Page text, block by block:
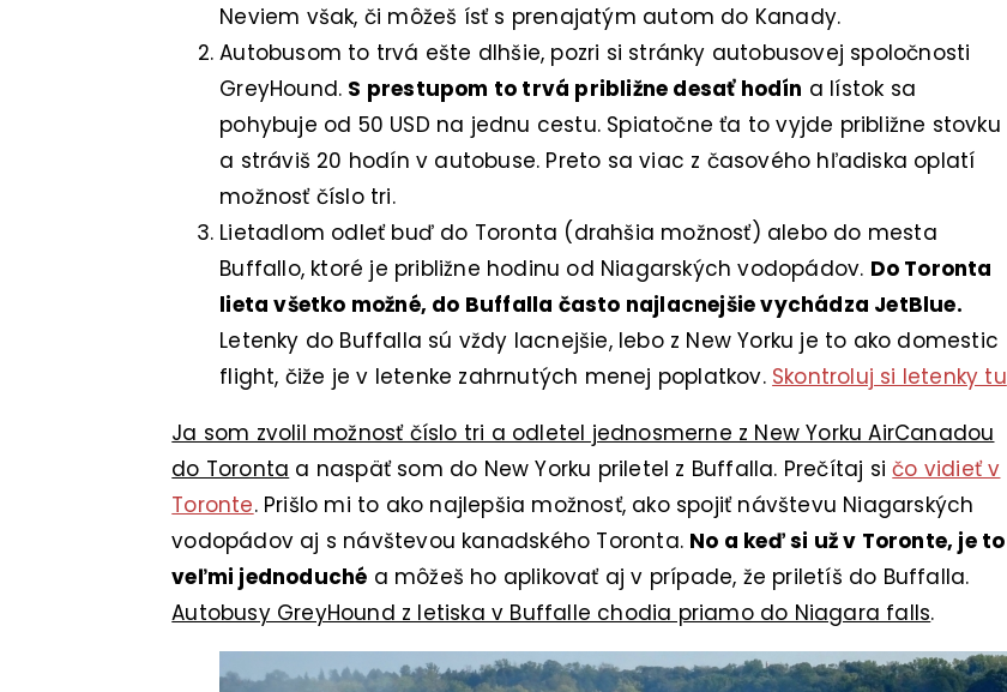
Neviem však, či môžeš ísť s prenajatým autom do Kanady.
Autobusom to trvá ešte dlhšie, pozri si stránky autobusovej spoločnosti
GreyHound. S prestupom to trvá približne desať hodín a lístok sa
pohybuje od 50 USD na jednu cestu. Spiatočne ťa to vyjde približne stovku
a stráviš 20 hodín v autobuse. Preto sa viac z časového hľadiska oplatí
možnosť číslo tri.
Lietadlom odleť buď do Toronta (drahšia možnosť) alebo do mesta
Buffallo, ktoré je približne hodinu od Niagarských vodopádov. Do Toronta
lieta všetko možné, do Buffalla často najlacnejšie vychádza JetBlue.
Letenky do Buffalla sú vždy lacnejšie, lebo z New Yorku je to ako domestic
flight, čiže je v letenke zahrnutých menej poplatkov. Skontroluj si letenky tu
Ja som zvolil možnosť číslo tri a odletel jednosmerne z New Yorku AirCanadou
do Toronta a naspäť som do New Yorku priletel z Buffalla. Prečítaj sičo vidieť v
Toronte. Prišlo mi to ako najlepšia možnosť, ako spojiť návštevu Niagarských
vodopádov aj s návštevou kanadského Toronta. No a keď si už v Toronte, je to
veľmi jednoduché a môžeš ho aplikovať aj v prípade, že priletíš do Buffalla.
Autobusy GreyHound z letiska v Buffalle chodia priamo do Niagara falls.